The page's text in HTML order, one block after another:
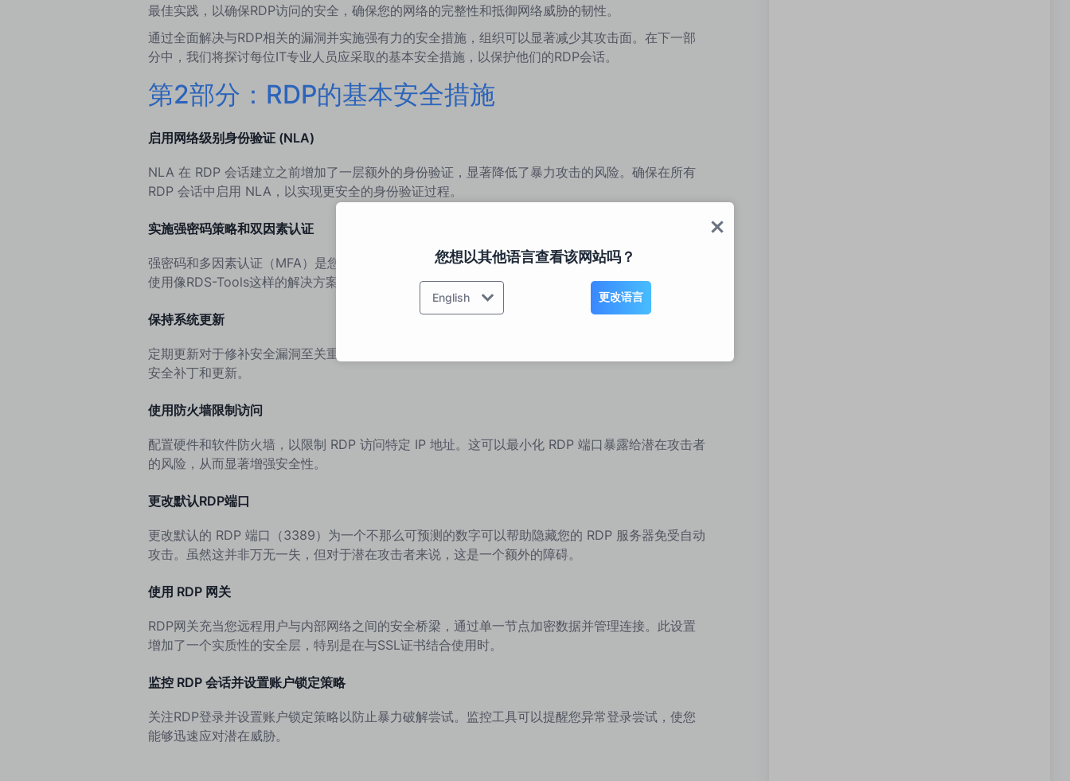
您想以其他语言查看该网站吗？
English 更改语言
最佳实践，以确保RDP访问的安全，确保您的网络的完整性和抵御网络威胁的韧性。
通过全面解决与RDP相关的漏洞并实施强有力的安全措施，组织可以显著减少其攻击面。在下一部
分中，我们将探讨每位IT专业人员应采取的基本安全措施，以保护他们的RDP会话。
第2部分：RDP的基本安全措施
启用网络级别身份验证 (NLA)
NLA 在 RDP 会话建立之前增加了一层额外的身份验证，显著降低了暴力攻击的风险。确保在所有
RDP 会话中启用 NLA，以实现更安全的身份验证过程。
实施强密码策略和双因素认证
强密码和多因素认证（MFA）是您抵御未经授权访问的第一道防线。实施复杂的密码策略，并考虑
使用像RDS-Tools这样的解决方案与2FA，为您的RDP访问增加额外的安全层。
保持系统更新
定期更新对于修补安全漏洞至关重要。确保您的系统，包括RDP客户端和服务器，及时安装最新的
安全补丁和更新。
使用防火墙限制访问
配置硬件和软件防火墙，以限制 RDP 访问特定 IP 地址。这可以最小化 RDP 端口暴露给潜在攻击者
的风险，从而显著增强安全性。
更改默认RDP端口
更改默认的 RDP 端口（3389）为一个不那么可预测的数字可以帮助隐藏您的 RDP 服务器免受自动
攻击。虽然这并非万无一失，但对于潜在攻击者来说，这是一个额外的障碍。
使用 RDP 网关
RDP网关充当您远程用户与内部网络之间的安全桥梁，通过单一节点加密数据并管理连接。此设置
增加了一个实质性的安全层，特别是在与SSL证书结合使用时。
监控 RDP 会话并设置账户锁定策略
关注RDP登录并设置账户锁定策略以防止暴力破解尝试。监控工具可以提醒您异常登录尝试，使您
能够迅速应对潜在威胁。